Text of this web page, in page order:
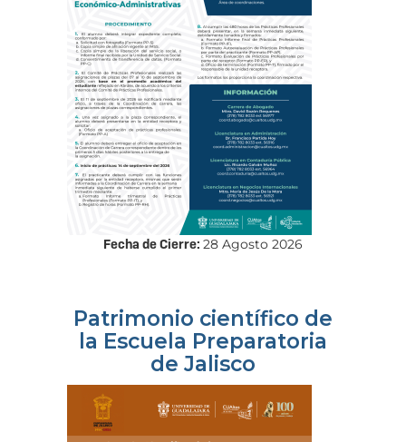
Fecha de Cierre: 28 Agosto 2026
Patrimonio científico de
la Escuela Preparatoria
de Jalisco